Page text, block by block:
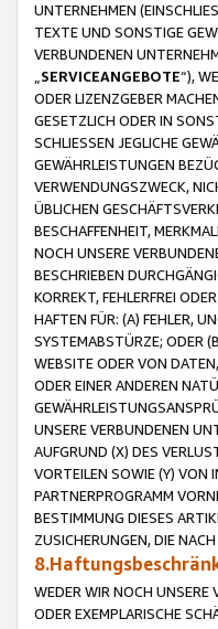
UNTERNEHMEN
TEXTE UND SONSTIGE
VERBUNDENEN
SERVICEANGEBOTE“),
ODER LIZENZGEBER
GESETZLICH ODER IN
SCHLIESSEN JEGLICHE
GEWÄHRLEISTUNGEN
VERWENDUNGSZWECK,
ÜBLICHEN
BESCHAFFENHEIT,
NOCH UNSERE
BESCHRIEBEN
KORREKT, FEHLERFREI
HAFTEN FÜR: (A) FEHLER,
SYSTEMABSTÜRZE; ODER
WEBSITE ODER VON
ODER EINER ANDEREN
UNSERE VERBUNDENEN
AUFGRUND (X) DES
VORTEILEN SOWIE (Y) VON
PARTNERPROGRAMM
BESTIMMUNG DIESES
ZUSICHERUNGEN, DIE
WEDER WIR NOCH UNSERE
ODER EXEMPLARISCHE